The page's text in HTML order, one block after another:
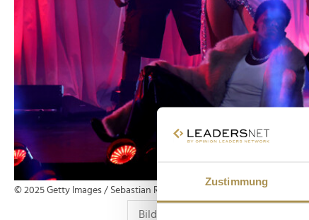
Zustimmung
© 2025 Getty Images / Sebastian Reuter www.reuterphotography.com;